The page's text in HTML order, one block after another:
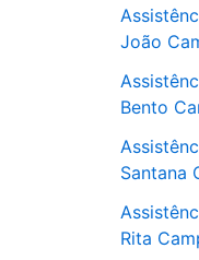
João
Bento
Santana
Rita